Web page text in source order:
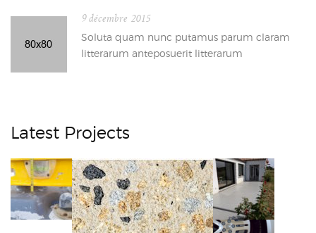
9 décembre 2015
Soluta quam nunc putamus parum claram
litterarum anteposuerit litterarum
Latest Projects